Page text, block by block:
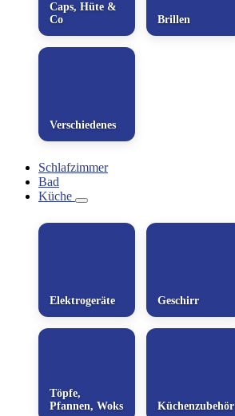
Caps, Hüte &
Co
Brillen
Verschiedenes
Schlafzimmer
Bad
Küche
Elektrogeräte Geschirr
Töpfe,
Pfannen, Woks
Küchenzubehör